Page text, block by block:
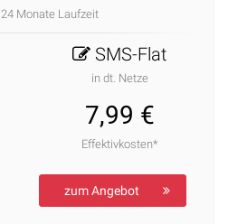
24 Monate Laufzeit
SMS-Flat
in dt. Netze
7,99 €
Effektivkosten*
zum Angebot